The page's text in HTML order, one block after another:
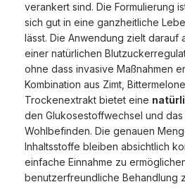
verankert sind. Die Formulierung
sich gut in eine ganzheitliche
lässt. Die Anwendung zielt darauf
einer natürlichen
ohne dass invasive Maßnahmen
Kombination aus Zimt,
Trockenextrakt bietet eine
den Glukosestoffwechsel und das
Wohlbefinden. Die genauen
Inhaltsstoffe bleiben absichtlich
einfache Einnahme zu
benutzerfreundliche Behandlung